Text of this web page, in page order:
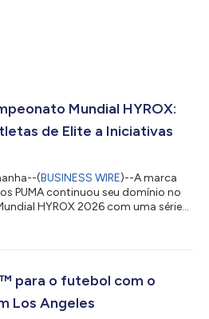
Mundial HYROX:
de Elite a Iniciativas
(BUSINESS WIRE)--A marca
PUMA continuou seu domínio no
HYROX 2026 com uma série
Misto com a Austrália pelo
O momento de ouro de Pettrow
sua parceir...
para o futebol com o
Los Angeles